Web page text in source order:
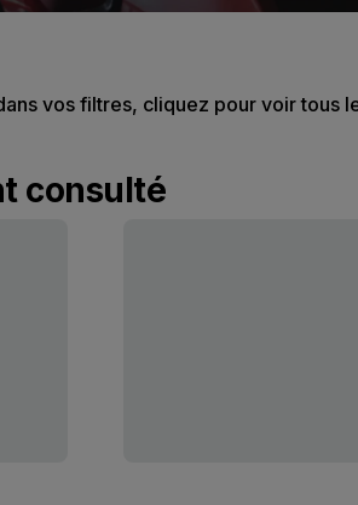
vos filtres, cliquez pour voir tous
consulté